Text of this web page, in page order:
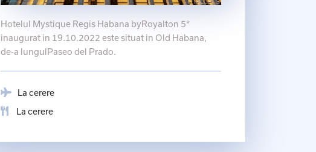
Hotelul Mystique Regis Habana byRoyalton 5*
inaugurat in 19.10.2022 este situat in Old Habana,
de-a lungulPaseo del Prado.
La cerere
La cerere